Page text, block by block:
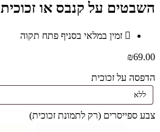
השבטים על קנבס או זכוכית
זמין במלאי בסניף פתח תקוה
₪69.00
הדפסה על זכוכית
צבע ספייסרים (רק לתמונת זכוכית)